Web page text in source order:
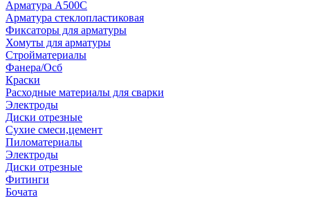
Арматура A500C
Арматура стеклопластиковая
Фиксаторы для арматуры
Хомуты для арматуры
Стройматериалы
Фанера/Осб
Краски
Расходные материалы для сварки
Электроды
Диски отрезные
Сухие смеси,цемент
Пиломатериалы
Электроды
Диски отрезные
Фитинги
Бочата